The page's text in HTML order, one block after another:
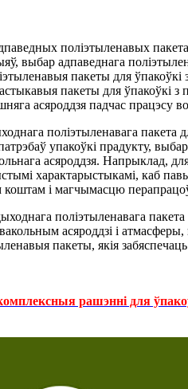
поліэтыленавых
выбар адпаведнага
пакеты для ўпакоўкі
пакеты для ўпакоўкі з
асяроддзя падчас працэсу
поліэтыленавага пакета
упакоўкі прадукту,
асяроддзя. Напрыклад,
характарыстыкамі, каб
коштам і магчымасцю
поліэтыленавага пакета
асяроддзі і
пакеты, якія
рашэнні для